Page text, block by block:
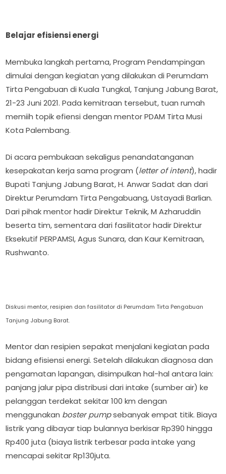
Belajar efisiensi energi
Membuka langkah pertama, Program Pendampingan
dimulai dengan kegiatan yang dilakukan di Perumdam
Tirta Pengabuan di Kuala Tungkal, Tanjung Jabung Barat,
21-23 Juni 2021. Pada kemitraan tersebut, tuan rumah
memiih topik efiensi dengan mentor PDAM Tirta Musi
Kota Palembang.
Di acara pembukaan sekaligus penandatanganan
kesepakatan kerja sama program (letter of intent), hadir
Bupati Tanjung Jabung Barat, H. Anwar Sadat dan dari
Direktur Perumdam Tirta Pengabuang, Ustayadi Barlian.
Dari pihak mentor hadir Direktur Teknik, M Azharuddin
beserta tim, sementara dari fasilitator hadir Direktur
Eksekutif PERPAMSI, Agus Sunara, dan Kaur Kemitraan,
Rushwanto.
Diskusi mentor, resipien dan fasilitator di Perumdam Tirta Pengabuan
Tanjung Jabung Barat.
Mentor dan resipien sepakat menjalani kegiatan pada
bidang efisiensi energi. Setelah dilakukan diagnosa dan
pengamatan lapangan, disimpulkan hal-hal antara lain:
panjang jalur pipa distribusi dari intake (sumber air) ke
pelanggan terdekat sekitar 100 km dengan
menggunakan boster pumpsebanyak empat titik. Biaya
listrik yang dibayar tiap bulannya berkisar Rp390 hingga
Rp400 juta (biaya listrik terbesar pada intake yang
mencapai sekitar Rp130juta.